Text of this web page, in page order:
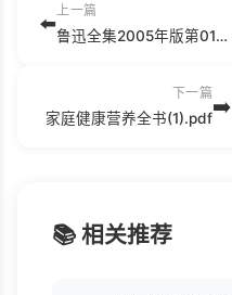
⬅️
上一篇
鲁迅全集2005年版第01卷：坟、热风、呐喊.pdf
下一篇
家庭健康营养全书(1).pdf➡️
📚 相关推荐